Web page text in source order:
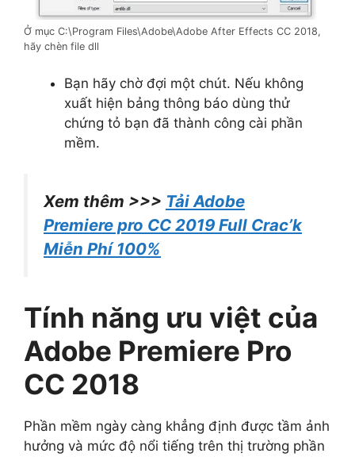
Ở mục C:\Program Files\Adobe\Adobe After Effects CC 2018,
hãy chèn file dll
Bạn hãy chờ đợi một chút. Nếu không
xuất hiện bảng thông báo dùng thử
chứng tỏ bạn đã thành công cài phần
mềm.
Xem thêm >>> Tải Adobe
Premiere pro CC 2019 Full Crac’k
Miễn Phí 100%
Tính năng ưu việt của
Adobe Premiere Pro
CC 2018
Phần mềm ngày càng khẳng định được tầm ảnh
hưởng và mức độ nổi tiếng trên thị trường phần